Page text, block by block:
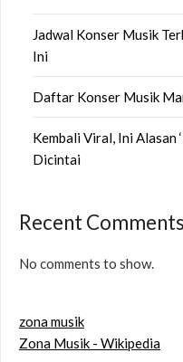
Jadwal Konser Musik
Ini
Daftar Konser Musik
Kembali Viral, Ini Alasan
Dicintai
Recent Comments
No comments to show.
zona musik
Zona Musik - Wikipedia